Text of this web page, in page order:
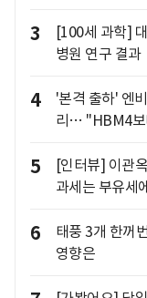
3
[100세 과학]
병원 연구 결과
4
'본격 출하' 엔
리… "HBM4보
5
[인터뷰] 이관
과세는 부유세
6
태풍 3개 한꺼
영향은